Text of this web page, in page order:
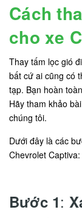
Cách
cho xe
Thay tấm lọc gió
bất cứ ai cũng có
tạp. Bạn hoàn
Hãy tham khảo bài
chúng tôi.
Dưới đây là các
Chevrolet Captiva:
Bước 1: